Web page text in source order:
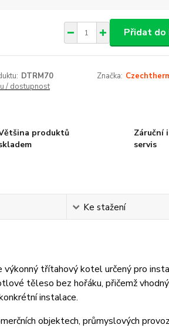
Přidat do
DTRM70 Značka:
/ dostupnost
produktů
Záruční
servis
Ke stažení
třítahový kotel určený pro
těleso bez hořáku, přičemž
instalace.
objektech, průmyslových